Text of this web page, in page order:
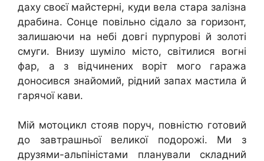
даху своєї майстерні, куди вела стара залізна
драбина. Сонце повільно сідало за горизонт,
залишаючи на небі довгі пурпурові й золоті
смуги. Внизу шуміло місто, світилися вогні
фар, а з відчинених воріт мого гаража
доносився знайомий, рідний запах мастила й
гарячої кави.
Мій мотоцикл стояв поруч, повністю готовий
до завтрашньої великої подорожі. Ми з
друзями-альпіністами планували складний